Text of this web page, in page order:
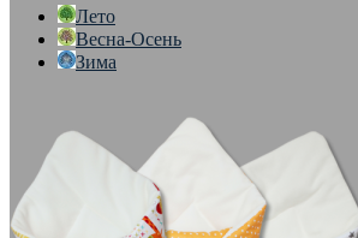
Лето
Весна-Осень
Зима